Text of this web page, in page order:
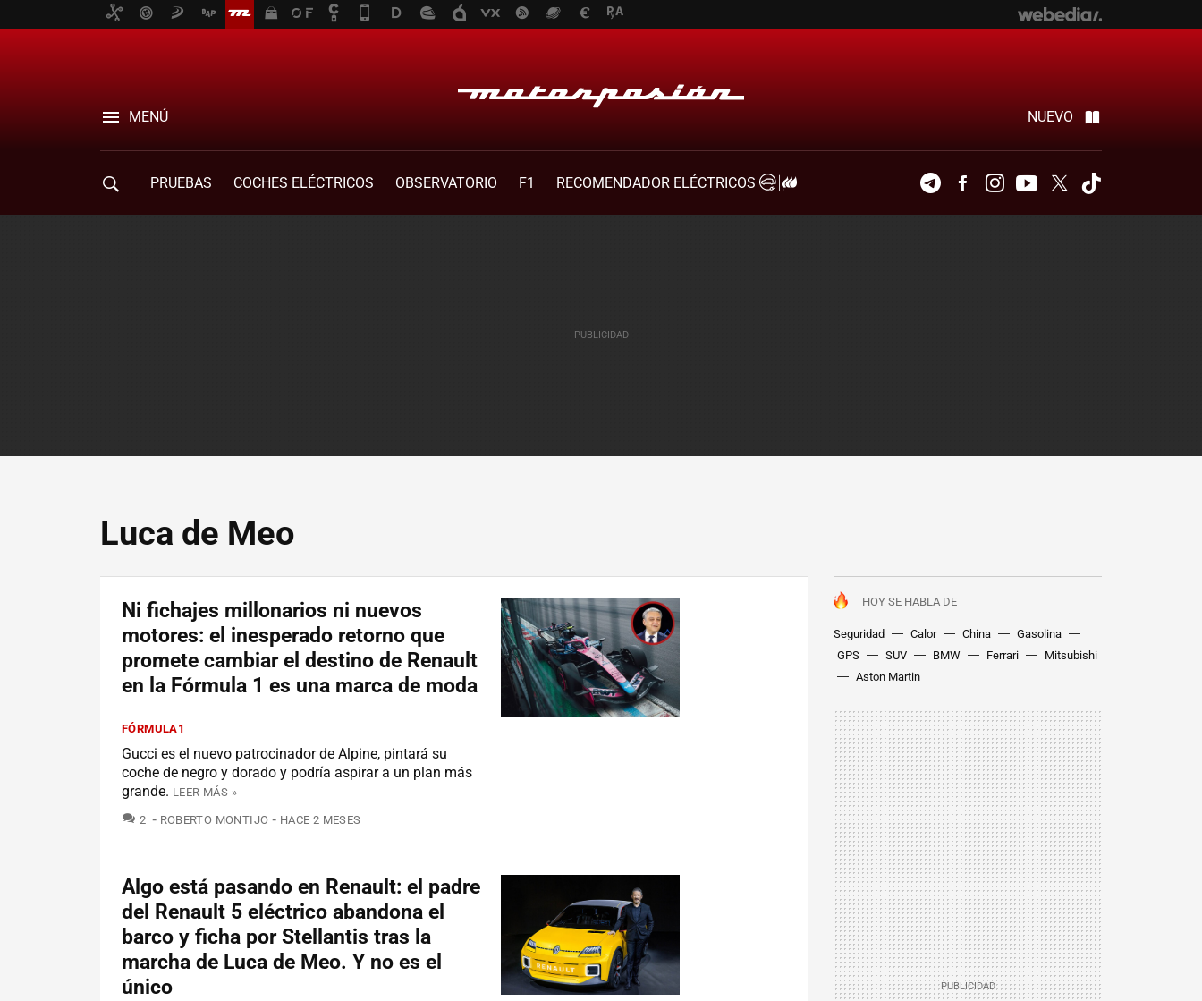
MENÚ NUEVO
PRUEBAS COCHES ELÉCTRICOS OBSERVATORIO F1
RECOMENDADOR ELÉCTRICOS
TelegramFacebookInstagramYoutubeTwitter
Luca de Meo
HOY SE HABLA DE
Seguridad Calor China
Gasolina
GPS
SUV BMW Ferrari
Mitsubishi
Aston Martin
Ni fichajes millonarios ni nuevos
motores: el inesperado retorno que
promete cambiar el destino de Renault
en la Fórmula 1 es una marca de moda
FÓRMULA1
Gucci es el nuevo patrocinador de Alpine, pintará su
coche de negro y dorado y podría aspirar a un plan más
grande. LEER MÁS »
2 COMENTARIOS
ROBERTO MONTIJO HACE 2 MESES
Algo está pasando en Renault: el padre
del Renault 5 eléctrico abandona el
barco y ficha por Stellantis tras la
marcha de Luca de Meo. Y no es el
único